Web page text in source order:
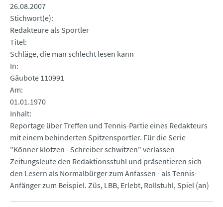
26.08.2007
Stichwort(e)
Redakteure als Sportler
Titel
Schläge, die man schlecht lesen kann
In
Gäubote 110991
Am
01.01.1970
Inhalt
Reportage über Treffen und Tennis-Partie eines Redakteurs
mit einem behinderten Spitzensportler. Für die Serie
"Könner klotzen - Schreiber schwitzen" verlassen
Zeitungsleute den Redaktionsstuhl und präsentieren sich
den Lesern als Normalbürger zum Anfassen - als Tennis-
Anfänger zum Beispiel. Züs, LBB, Erlebt, Rollstuhl, Spiel (an)